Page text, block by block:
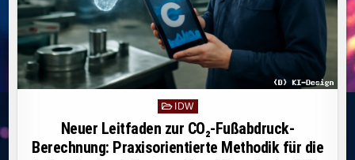
Posted
in
IDW
Neuer Leitfaden zur CO₂-Fußabdruck-
Berechnung: Praxisorientierte Methodik für die